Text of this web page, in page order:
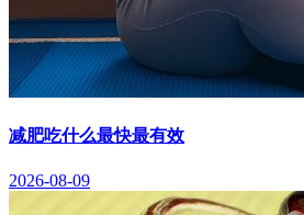
减肥吃什么最快最有效
2026-08-09